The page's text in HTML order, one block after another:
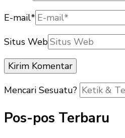
E-mail*
Situs Web
Mencari Sesuatu?
Pos-pos Terbaru